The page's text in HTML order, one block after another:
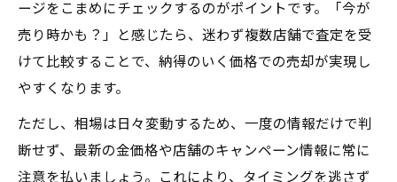
ージをこまめにチェックするのがポイントです。「今が
売り時かも？」と感じたら、迷わず複数店舗で査定を受
けて比較することで、納得のいく価格での売却が実現し
やすくなります。
ただし、相場は日々変動するため、一度の情報だけで判
断せず、最新の金価格や店舗のキャンペーン情報に常に
注意を払いましょう。これにより、タイミングを逃さず